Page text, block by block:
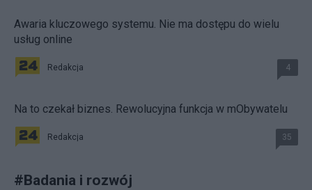
Awaria kluczowego systemu. Nie ma dostępu do wielu
usług online
Redakcja 4
Na to czekał biznes. Rewolucyjna funkcja w mObywatelu
Redakcja 35
#Badania i rozwój